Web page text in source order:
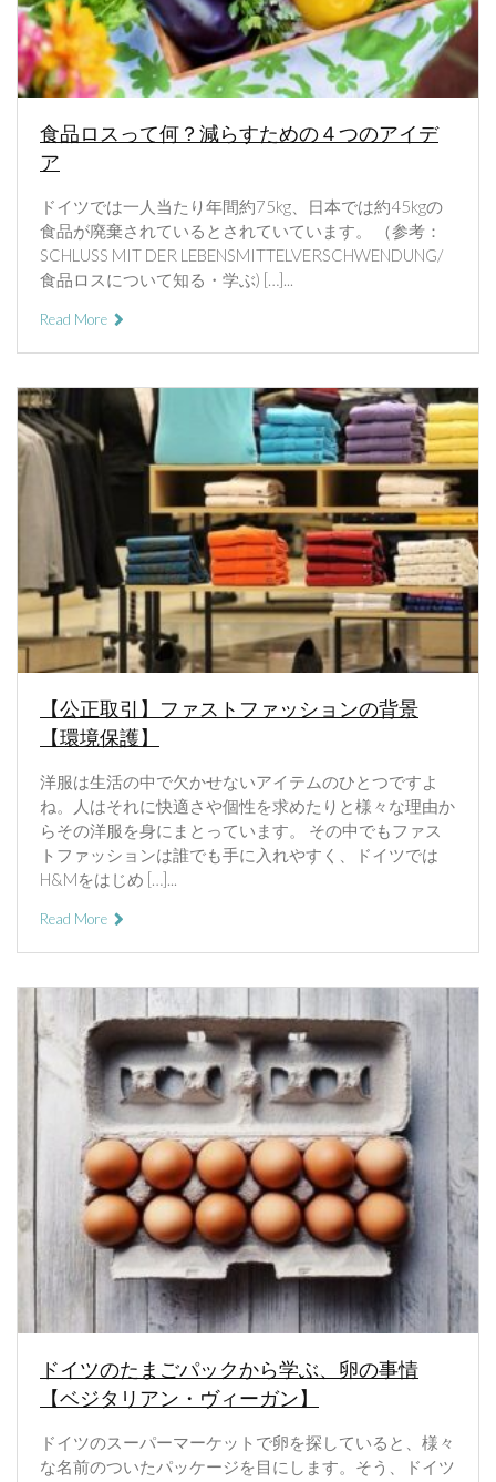
食品ロスって何？減らすための４つのアイデ
ア
ドイツでは一人当たり年間約75kg、日本では約45kgの
食品が廃棄されているとされていています。 （参考：
SCHLUSS MIT DER LEBENSMITTELVERSCHWENDUNG/
食品ロスについて知る・学ぶ) […]...
Read More
【公正取引】ファストファッションの背景
【環境保護】
洋服は生活の中で欠かせないアイテムのひとつですよ
ね。人はそれに快適さや個性を求めたりと様々な理由か
らその洋服を身にまとっています。 その中でもファス
トファッションは誰でも手に入れやすく、ドイツでは
H&Mをはじめ […]...
Read More
ドイツのたまごパックから学ぶ、卵の事情
【ベジタリアン・ヴィーガン】
ドイツのスーパーマーケットで卵を探していると、様々
な名前のついたパッケージを目にします。そう、ドイツ